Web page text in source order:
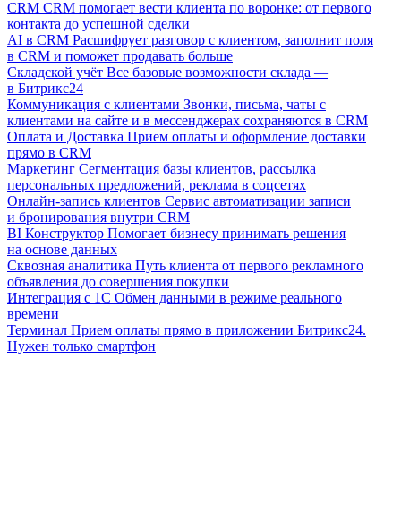
CRM CRM помогает вести клиента по воронке: от первого
контакта до успешной сделки
AI в CRM Расшифрует разговор с клиентом, заполнит поля
в CRM и поможет продавать больше
Складской учёт Все базовые возможности склада —
в Битрикс24
Коммуникация с клиентами Звонки, письма, чаты с
клиентами на сайте и в мессенджерах сохраняются в CRM
Оплата и Доставка Прием оплаты и оформление доставки
прямо в CRM
Маркетинг Сегментация базы клиентов, рассылка
персональных предложений, реклама в соцсетях
Онлайн-запись клиентов Сервис автоматизации записи
и бронирования внутри CRM
BI Конструктор Помогает бизнесу принимать решения
на основе данных
Сквозная аналитика Путь клиента от первого рекламного
объявления до совершения покупки
Интеграция с 1С Обмен данными в режиме реального
времени
Терминал Прием оплаты прямо в приложении Битрикс24.
Нужен только смартфон